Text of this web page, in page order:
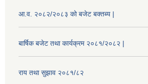
आ.व. २०८२/२०८३ को बजेट बक्तब्य |
बार्षिक बजेट तथा कार्यक्रम २०८१/२०८२ |
राय तथा सुझाव २०८१/८२